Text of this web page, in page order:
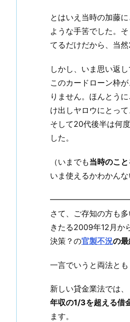
とはいえ当時の加藤
ような手筈でした。そ
てるだけだから、当
しかし、いま思い返し
このカードローン枠
りません。ほんとうに
け出しヤロウにとっ
そして20代後半は何
した。
（いまでも当時のこ
いま使えるかわかんな
さて、ご存知の方も
きたる2009年12月か
決策？の官製不況の
一言でいうと両法とも
新しい貸金業法では、
年収の1/3を超える借
ます。